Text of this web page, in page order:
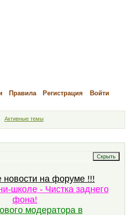
Правила Регистрация Войти
Активные темы
новости на форуме !!!
школе - Чистка заднего
фона!
модератора в